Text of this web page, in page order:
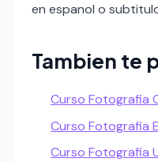
en espanol o
Tambien te
Curso Fotografia
Curso Fotografia
Curso Fotografia